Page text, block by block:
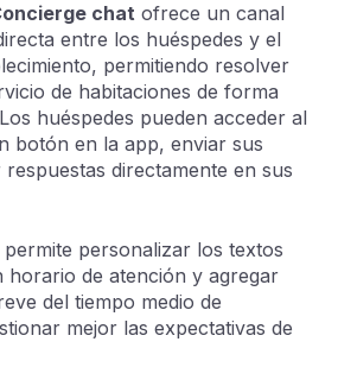
chat ofrece un canal
entre los huéspedes y el
permitiendo resolver
de habitaciones de forma
huéspedes pueden acceder al
botón en la app, enviar sus
directamente en sus
personalizar los textos
horario de atención y agregar
del tiempo medio de
mejor las expectativas de